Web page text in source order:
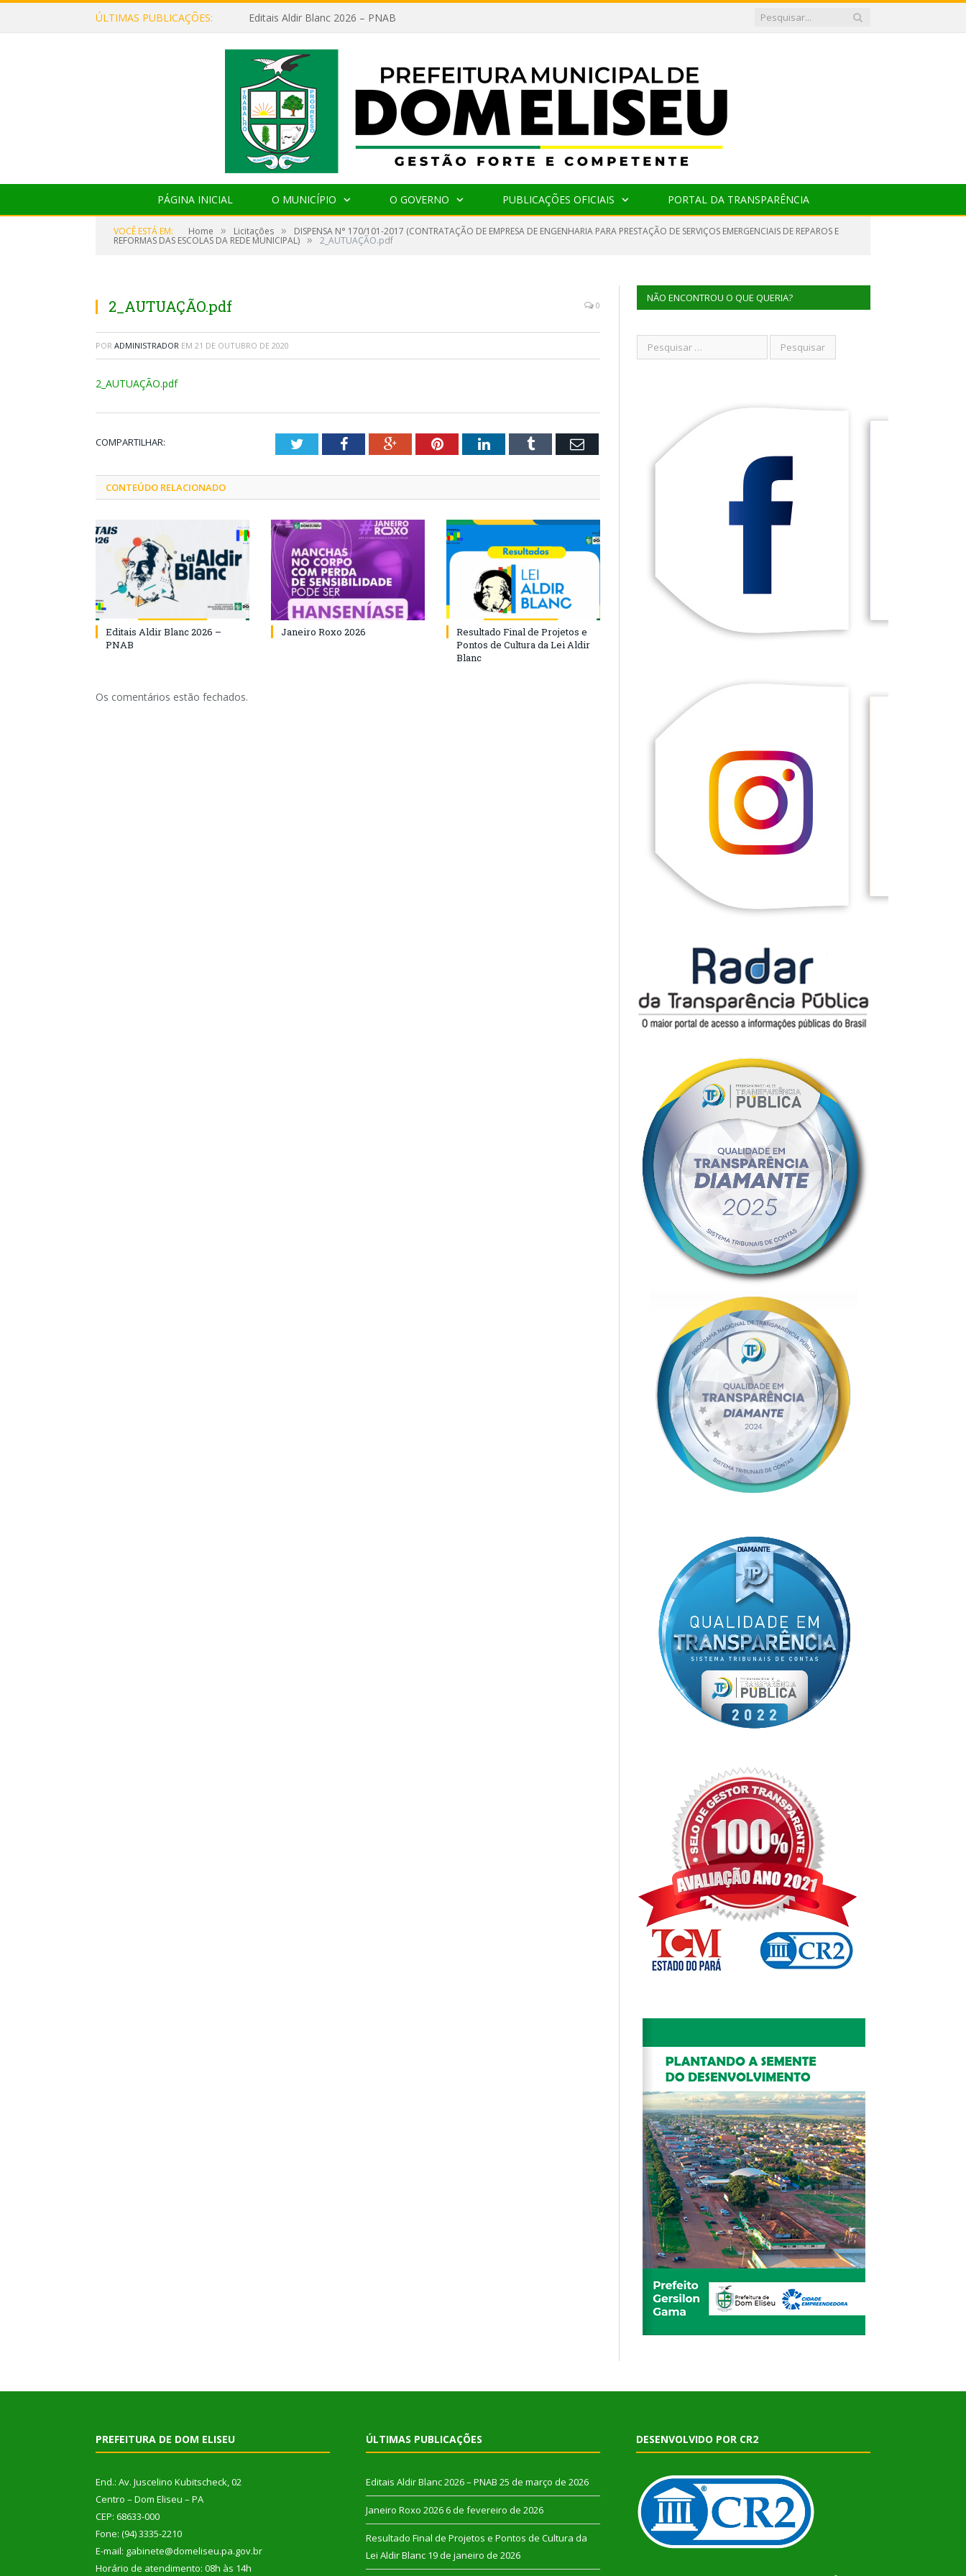
ÚLTIMAS PUBLICAÇÕES: Editais Aldir Blanc 2026 – PNAB
PÁGINA INICIAL O MUNICÍPIO O GOVERNO PUBLICAÇÕES OFICIAIS PORTAL DA TRANSPARÊNCIA
VOCÊ ESTÁ EM: Home » Licitações » DISPENSA N° 170/101-2017 (CONTRATAÇÃO DE EMPRESA DE ENGENHARIA PARA PRESTAÇÃO DE SERVIÇOS EMERGENCIAIS DE REPAROS E
REFORMAS DAS ESCOLAS DA REDE MUNICIPAL) » 2_AUTUAÇÃO.pdf
2_AUTUAÇÃO.pdf 0
POR ADMINISTRADOR EM 21 DE OUTUBRO DE 2020
2_AUTUAÇÃO.pdf
COMPARTILHAR: TwitterFacebookGoogle+PinterestLinkedInTumblr Email
CONTEÚDO RELACIONADO
Editais Aldir Blanc 2026 –
PNAB
Janeiro Roxo 2026
Resultado Final de Projetos e
Pontos de Cultura da Lei Aldir
Blanc
Os comentários estão fechados.
NÃO ENCONTROU O QUE QUERIA?
PREFEITURA DE DOM ELISEU
End.: Av. Juscelino Kubitscheck, 02
Centro – Dom Eliseu – PA
CEP: 68633-000
Fone: (94) 3335-2210
E-mail: gabinete@domeliseu.pa.gov.br
Horário de atendimento: 08h às 14h
ÚLTIMAS PUBLICAÇÕES
Editais Aldir Blanc 2026 – PNAB 25 de março de 2026
Janeiro Roxo 2026 6 de fevereiro de 2026
Resultado Final de Projetos e Pontos de Cultura da
Lei Aldir Blanc 19 de janeiro de 2026
DESENVOLVIDO POR CR2